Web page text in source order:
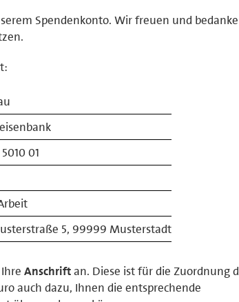
Spendenkonto. Wir freuen und
01
5, 99999 Musterstadt
Ihre Anschriftan. Diese ist für die Zuordnung
auch dazu, Ihnen die entsprechende